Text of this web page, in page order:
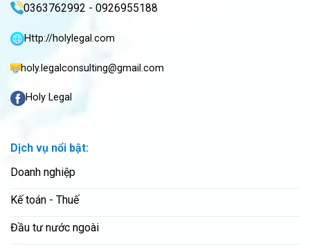
0363762992 - 0926955188
Http://holylegal.com
holy.legalconsulting@gmail.com
Holy Legal
Dịch vụ nổi bật:
Doanh nghiệp
Kế toán - Thuế
Đầu tư nước ngoài